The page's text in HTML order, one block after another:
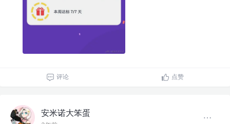
评论 点赞
安米诺大笨蛋